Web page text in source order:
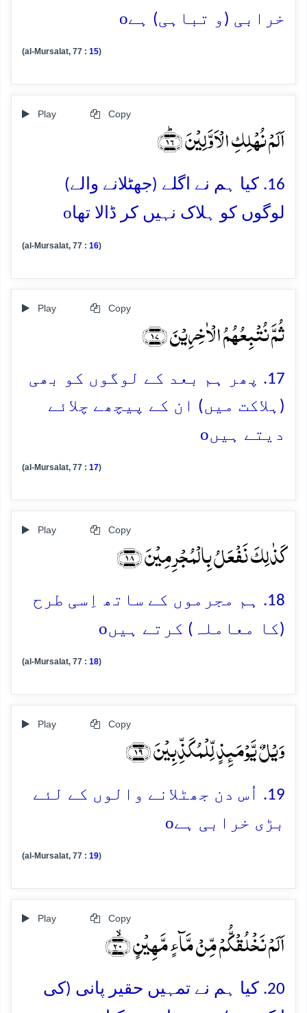
خرابی (و تباہی) ہےo
(al-Mursalat, 77 : 15)
Play Copy
اَلَمۡ نُہۡلِکِ الۡاَوَّلِیۡنَ ﴿ؕ۱۶﴾
16. کیا ہم نے اگلے (جھٹلانے والے)
لوگوں کو ہلاک نہیں کر ڈالا تھاo
(al-Mursalat, 77 : 16)
Play Copy
ثُمَّ نُتۡبِعُہُمُ الۡاٰخِرِیۡنَ ﴿۱۷﴾
17. پھر ہم بعد کے لوگوں کو بھی
(ہلاکت میں) ان کے پیچھے چلائے
دیتے ہیںo
(al-Mursalat, 77 : 17)
Play Copy
کَذٰلِکَ نَفۡعَلُ بِالۡمُجۡرِمِیۡنَ ﴿۱۸﴾
18. ہم مجرموں کے ساتھ اِسی طرح
(کا معاملہ) کرتے ہیںo
(al-Mursalat, 77 : 18)
Play Copy
وَیۡلٌ یَّوۡمَئِذٍ لِّلۡمُکَذِّبِیۡنَ ﴿۱۹﴾
19. اُس دن جھٹلانے والوں کے لئے
بڑی خرابی ہےo
(al-Mursalat, 77 : 19)
Play Copy
اَلَمۡ نَخۡلُقۡکُّمۡ مِّنۡ مَّآءٍ مَّہِیۡنٍ ﴿ۙ۲۰﴾
20. کیا ہم نے تمہیں حقیر پانی (کی